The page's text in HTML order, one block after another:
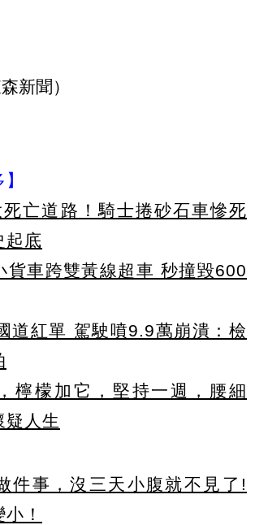
新聞）
亡道路！騎士捲砂石車慘死
起底
貨車跨雙黃線超車 秒撞毀600
道紅單 駕駛噴9.9萬崩潰：檢
檸檬加它，堅持一週，腰細
疑人生
件事，沒三天小腹就不見了!
！